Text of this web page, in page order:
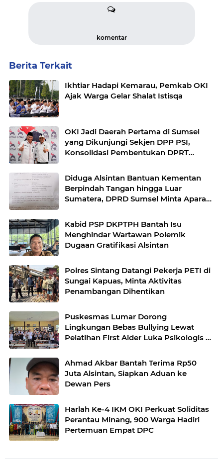
komentar
Berita Terkait
Ikhtiar Hadapi Kemarau, Pemkab OKI
Ajak Warga Gelar Shalat Istisqa
OKI Jadi Daerah Pertama di Sumsel
yang Dikunjungi Sekjen DPP PSI,
Konsolidasi Pembentukan DPRT
Diduga Alsintan Bantuan Kementan
Berpindah Tangan hingga Luar
Sumatera, DPRD Sumsel Minta Aparat
Kabid PSP DKPTPH Bantah Isu
Menghindar Wartawan Polemik
Dugaan Gratifikasi Alsintan
Polres Sintang Datangi Pekerja PETI di
Sungai Kapuas, Minta Aktivitas
Penambangan Dihentikan
Puskesmas Lumar Dorong
Lingkungan Bebas Bullying Lewat
Pelatihan First Aider Luka Psikologis di
Ahmad Akbar Bantah Terima Rp50
Juta Alsintan, Siapkan Aduan ke
Dewan Pers
Harlah Ke-4 IKM OKI Perkuat Soliditas
Perantau Minang, 900 Warga Hadiri
Pertemuan Empat DPC